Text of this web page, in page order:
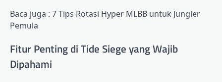
Baca juga : 7 Tips Rotasi Hyper MLBB untuk Jungler
Pemula
Fitur Penting di Tide Siege yang Wajib
Dipahami